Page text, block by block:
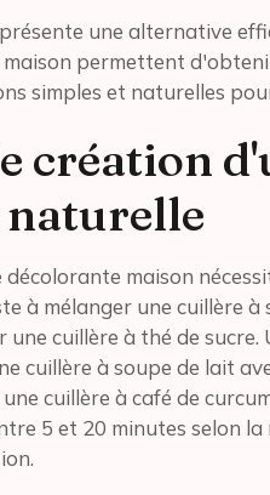
une alternative
permettent
simples et naturelles
création
maison
à mélanger une cuillère
une cuillère à thé de
cuillère à soupe de lait
cuillère à café de
5 et 20 minutes selon